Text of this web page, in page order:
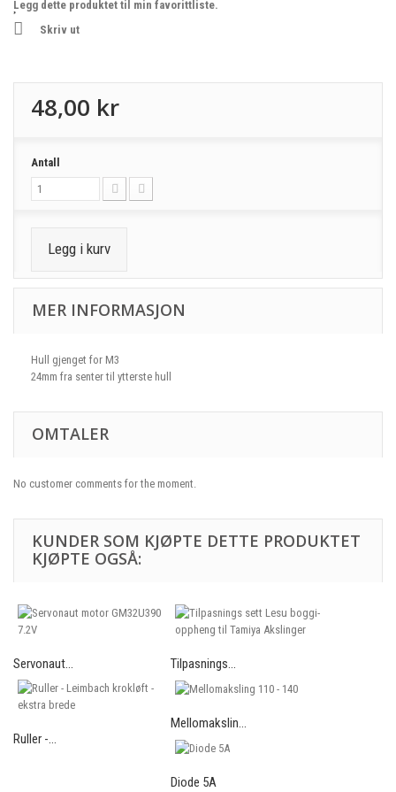
Legg dette produktet til min favorittliste.
Skriv ut
48,00 kr
Antall
Legg i kurv
MER INFORMASJON
Hull gjenget for M3
24mm fra senter til ytterste hull
OMTALER
No customer comments for the moment.
KUNDER SOM KJØPTE DETTE PRODUKTET
KJØPTE OGSÅ:
Servonaut... Tilpasnings...
Ruller -...
Mellomakslin...
Diode 5A